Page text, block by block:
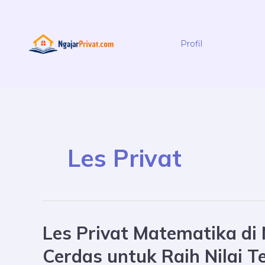
Profil
Les Privat
Les Privat Matematika di
Cerdas untuk Raih Nilai
Les
Matematika